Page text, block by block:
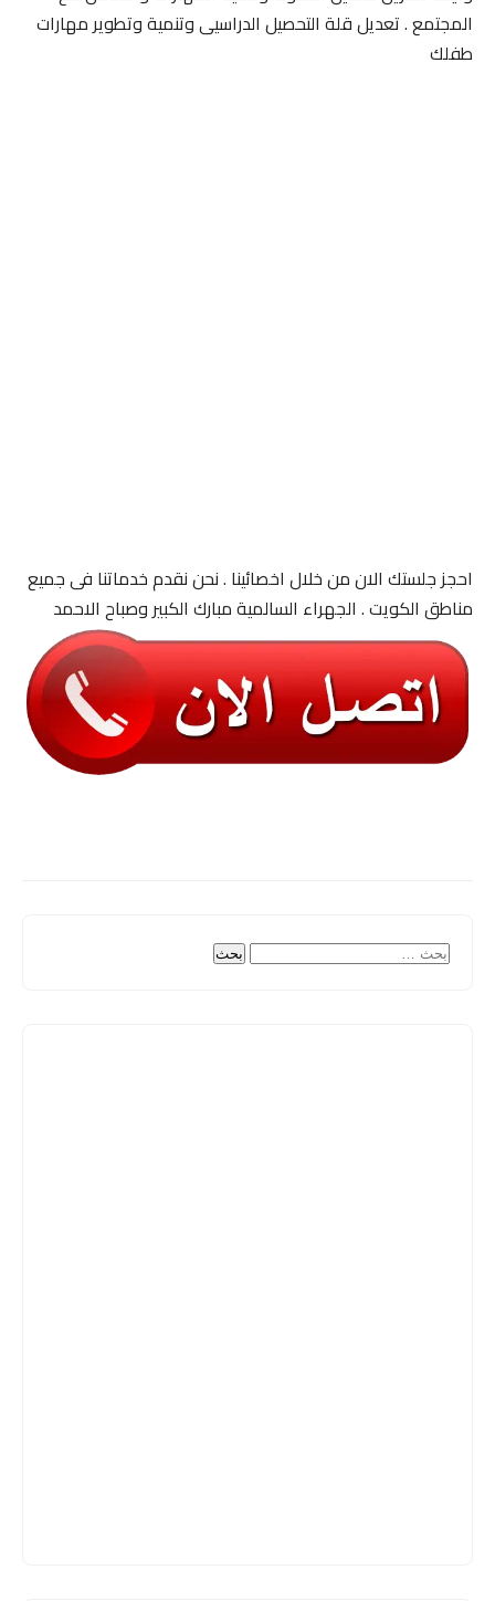
المجتمع . تعديل قلة التحصيل الدراسيى وتنمية وتطوير مهارات
طفلك
احجز جلستك الان من خلال اخصائينا . نحن نقدم خدماتنا فى جميع
مناطق الكويت . الجهراء السالمية مبارك الكبير وصباح الاحمد
البحث